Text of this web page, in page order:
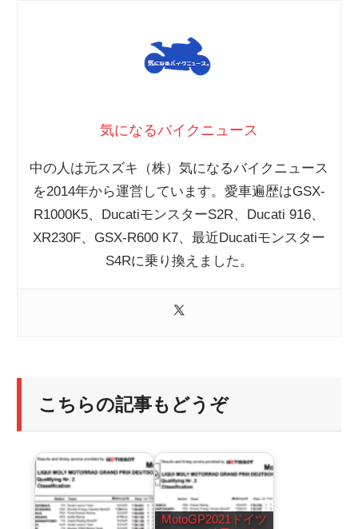
気になるバイクニュース
中の人は元スズキ（株）気になるバイクニュース
を2014年から運営しています。愛車遍歴はGSX-
R1000K5、DucatiモンスターS2R、Ducati 916、
XR230F、GSX-R600 K7、最近Ducatiモンスター
S4Rに乗り換えました。
こちらの記事もどうぞ
MotoGP2021ドイツ